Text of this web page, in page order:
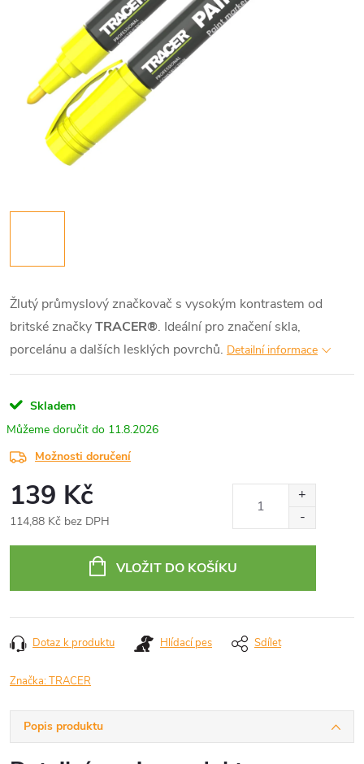
Žlutý průmyslový značkovač s vysokým kontrastem od
britské značkyTRACER®. Ideální pro značení skla,
porcelánu a dalších lesklých povrchů. Detailní informace
Skladem
11.8.2026
Možnosti doručení
139 Kč
114,88 Kč bez DPH
VLOŽIT DO KOŠÍKU
Dotaz k produktu Hlídací pes Sdílet
Značka:TRACER
Popis produktu